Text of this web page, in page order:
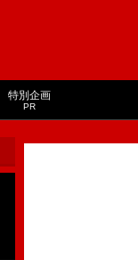
特別企画
PR